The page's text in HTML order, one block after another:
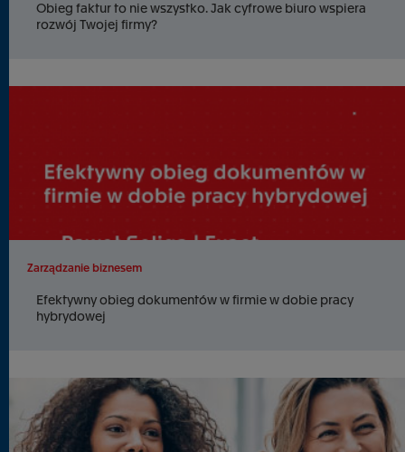
Obieg faktur to nie wszystko. Jak cyfrowe biuro wspiera
rozwój Twojej firmy?
Zarządzanie biznesem
Efektywny obieg dokumentów w firmie w dobie pracy
hybrydowej